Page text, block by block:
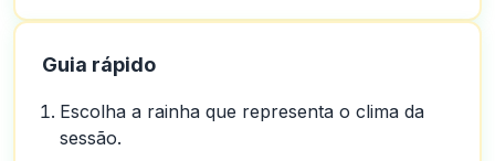
Guia rápido
Escolha a rainha que representa o clima da
sessão.